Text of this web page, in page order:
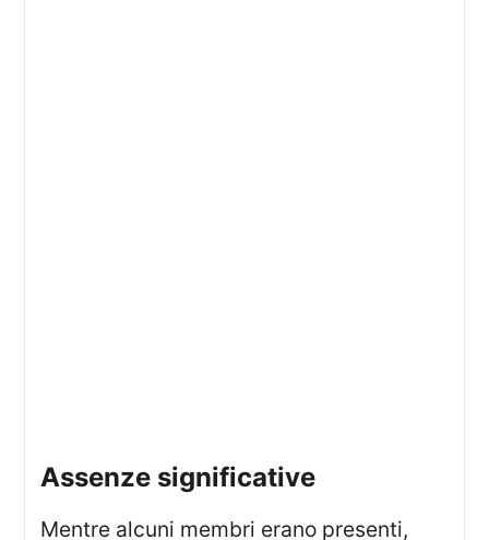
assenze significative
Mentre alcuni membri erano presenti,